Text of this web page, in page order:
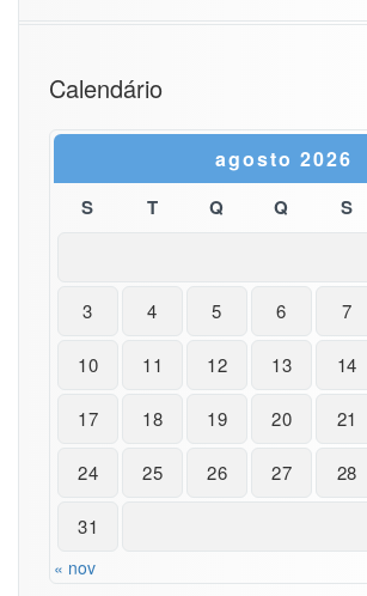
Calendário
agosto 2026
S T Q Q S
3 4 5 6 7
10 11 12 13 14
17 18 19 20 21
24 25 26 27 28
31
« nov